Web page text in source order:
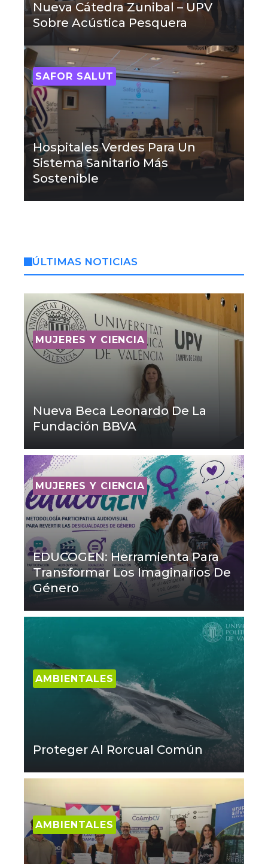
Nueva Cátedra Zunibal – UPV
Sobre Acústica Pesquera
SAFOR SALUT
Hospitales Verdes Para Un
Sistema Sanitario Más
Sostenible
ÚLTIMAS NOTICIAS
MUJERES Y CIENCIA
Nueva Beca Leonardo De La
Fundación BBVA
MUJERES Y CIENCIA
EDUCOGEN: Herramienta Para
Transformar Los Imaginarios De
Género
AMBIENTALES
Proteger Al Rorcual Común
AMBIENTALES